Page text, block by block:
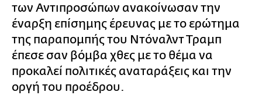
των Αντιπροσώπων ανακοίνωσαν την
έναρξη επίσημης έρευνας με το ερώτημα
της παραπομπής του Ντόναλντ Τραμπ
έπεσε σαν βόμβα χθες με το θέμα να
προκαλεί πολιτικές αναταράξεις και την
οργή του προέδρου.